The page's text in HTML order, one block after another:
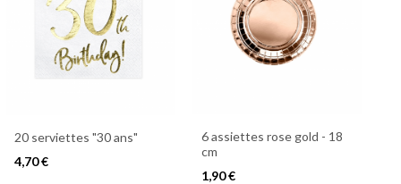
20 serviettes "30 ans"
4,70 €
6 assiettes rose gold - 18
cm
1,90 €